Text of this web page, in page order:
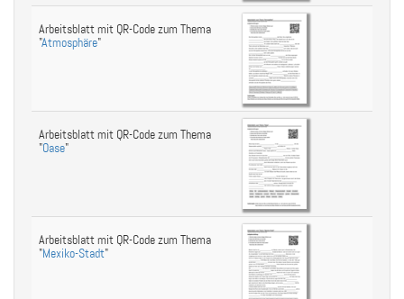
Arbeitsblatt mit QR-Code zum Thema
"Atmosphäre"
Arbeitsblatt mit QR-Code zum Thema
"Oase"
Arbeitsblatt mit QR-Code zum Thema
"Mexiko-Stadt"